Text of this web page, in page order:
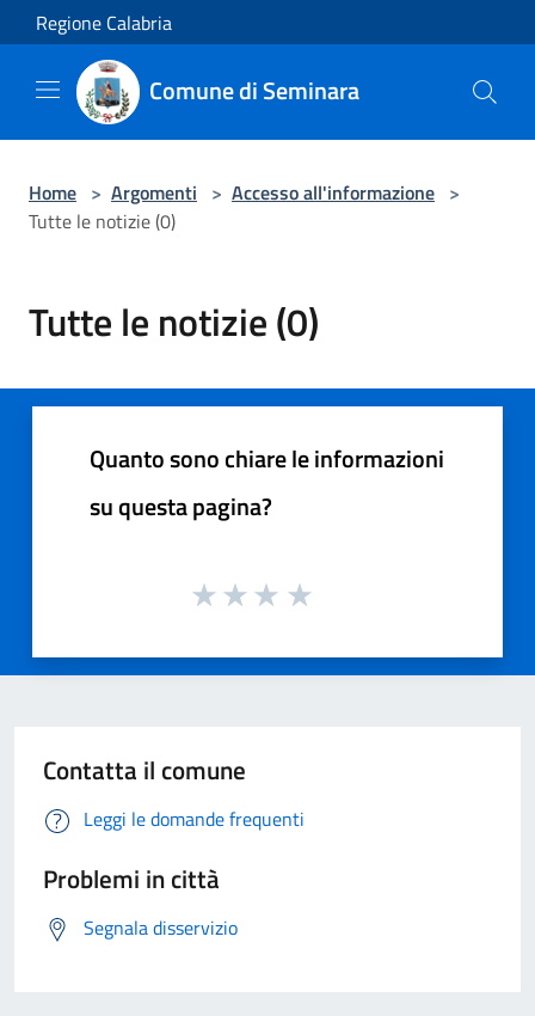
Salta al contenuto principale
Regione Calabria
Comune di Seminara
Home > Argomenti > Accesso all'informazione >
Tutte le notizie (0)
Tutte le notizie (0)
Quanto sono chiare le informazioni
su questa pagina?
Contatta il comune
Leggi le domande frequenti
Problemi in città
Segnala disservizio